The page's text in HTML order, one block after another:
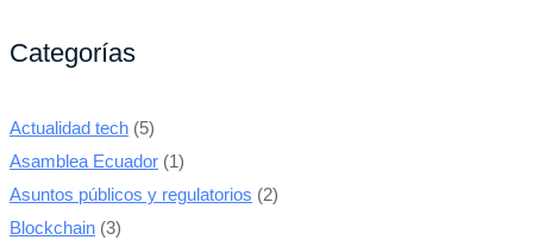
Categorías
Actualidad tech (5)
Asamblea Ecuador (1)
Asuntos públicos y regulatorios (2)
Blockchain (3)